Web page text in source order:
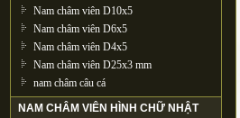
Nam châm viên D10x5
Nam châm viên D6x5
Nam châm viên D4x5
Nam châm viên D25x3 mm
nam châm câu cá
NAM CHÂM VIÊN HÌNH CHỮ NHẬT